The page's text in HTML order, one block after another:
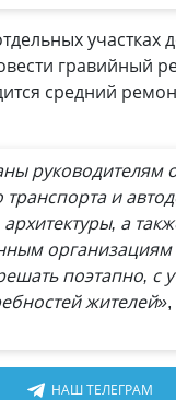
участках
гравийный
средний
руководителям
и
архитектуры, а
поэтапно, с
жителей»
НАШ ТЕЛЕГРАМ